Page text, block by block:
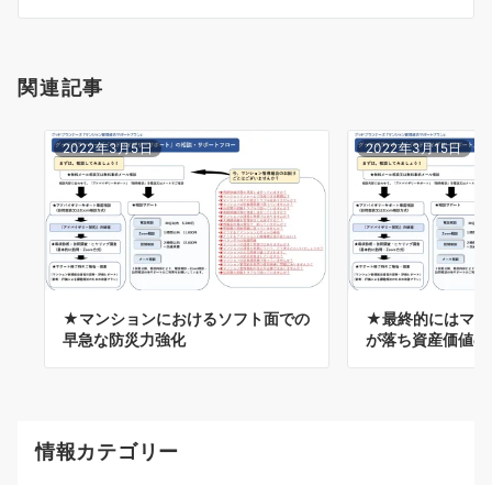
ン
関連記事
2022年3月5日
★マンションにおけるソフト面での
早急な防災力強化
2022年3月15日
★最終的にはマ
が落ち資産価値
情報カテゴリー